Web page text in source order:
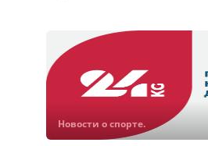
Новости о спорте.